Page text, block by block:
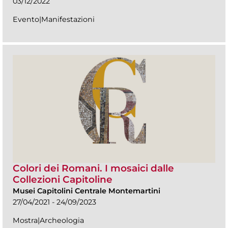
Evento|Manifestazioni
Colori dei Romani. I mosaici dalle
Collezioni Capitoline
Musei Capitolini Centrale Montemartini
27/04/2021 - 24/09/2023
Mostra|Archeologia